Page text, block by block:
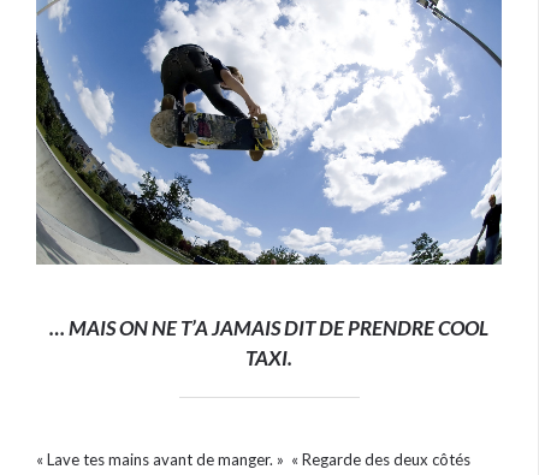
… MAIS ON NE T’A JAMAIS DIT DE PRENDRE COOL
TAXI.
« Lave tes mains avant de manger. » « Regarde des deux côtés